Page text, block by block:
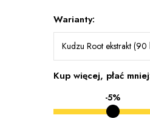
Warianty:
Kudzu Root ekstrakt (90
Kup więcej, płać
-5%